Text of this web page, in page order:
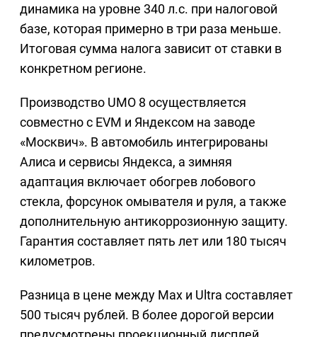
динамика на уровне 340 л.с. при налоговой
базе, которая примерно в три раза меньше.
Итоговая сумма налога зависит от ставки в
конкретном регионе.
Производство UMO 8 осуществляется
совместно с EVM и Яндексом на заводе
«Москвич». В автомобиль интегрированы
Алиса и сервисы Яндекса, а зимняя
адаптация включает обогрев лобового
стекла, форсунок омывателя и руля, а также
дополнительную антикоррозионную защиту.
Гарантия составляет пять лет или 180 тысяч
километров.
Разница в цене между Max и Ultra составляет
500 тысяч рублей. В более дорогой версии